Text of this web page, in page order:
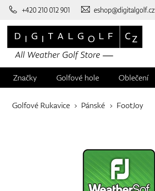
+420 210 012 901 eshop@digitalgolf.cz
Značky Golfové hole Oblečení
Golfové Rukavice Pánské FootJoy